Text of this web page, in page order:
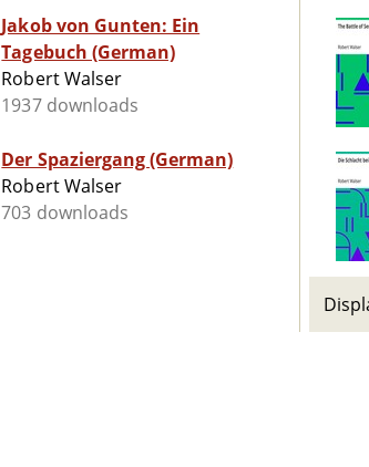
Jakob von Gunten: Ein
Tagebuch (German)
Robert Walser
1937 downloads
Der Spaziergang (German)
Robert Walser
703 downloads